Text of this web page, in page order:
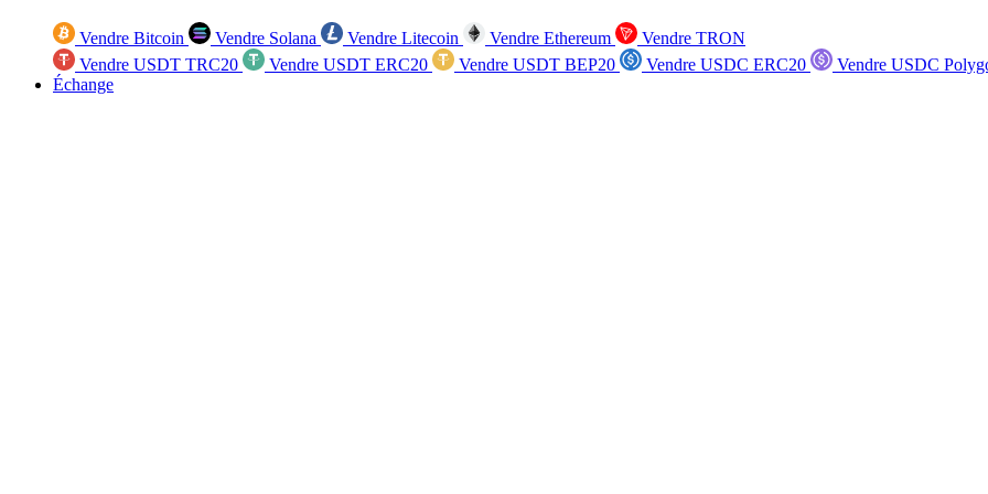
Vendre Bitcoin Vendre Solana Vendre Litecoin Vendre Ethereum
Vendre TRON
Vendre USDT TRC20
Vendre USDT ERC20 Vendre USDT BEP20 Vendre USDC ERC20
Vendre USDC
Échange